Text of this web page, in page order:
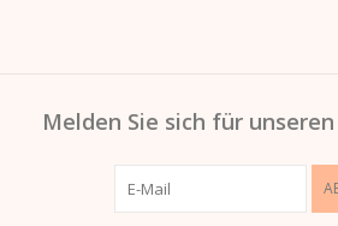
Melden Sie sich für